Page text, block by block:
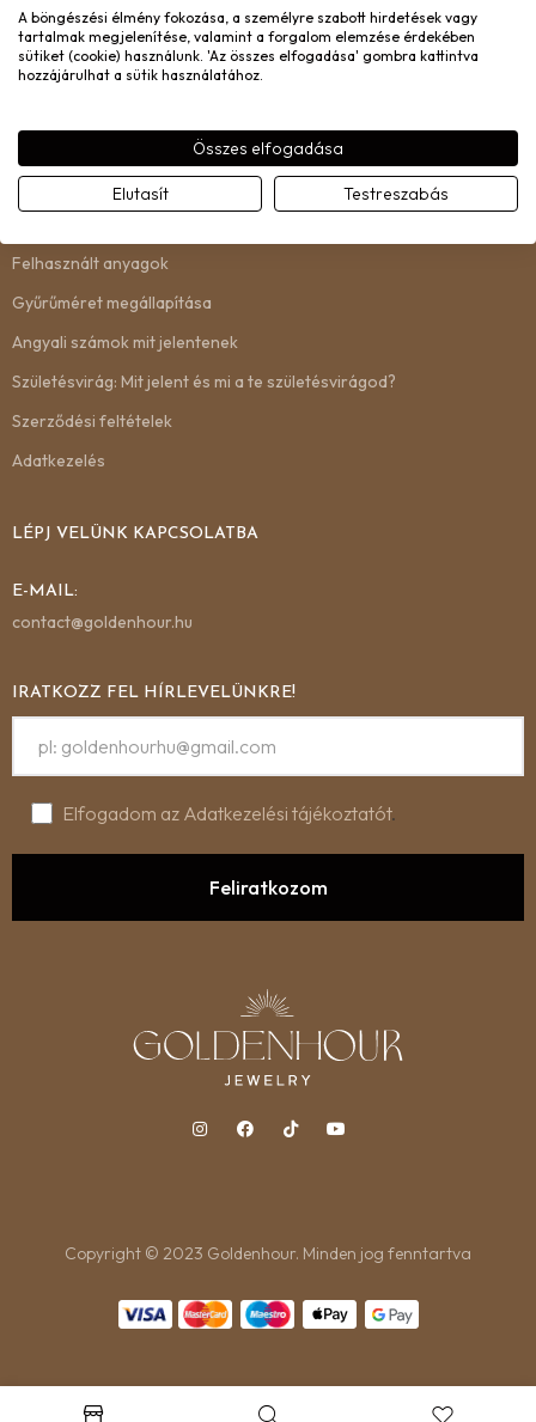
Garancia
Csere és visszaküldés
INFORMÁCIÓ
Felhasznált anyagok
Gyűrűméret megállapítása
Angyali számok mit jelentenek
Születésvirág: Mit jelent és mi a te születésvirágod?
Szerződési feltételek
Adatkezelés
LÉPJ VELÜNK KAPCSOLATBA
E-MAIL:
contact@goldenhour.hu
IRATKOZZ FEL HÍRLEVELÜNKRE!
Elfogadom az Adatkezelési tájékoztatót.
Copyright © 2023 Goldenhour. Minden jog fenntartva
A böngészési élmény fokozása, a személyre szabott hirdetések vagy
tartalmak megjelenítése, valamint a forgalom elemzése érdekében
sütiket (cookie) használunk. 'Az összes elfogadása' gombra kattintva
hozzájárulhat a sütik használatához.
Összes elfogadása
Elutasít Testreszabás